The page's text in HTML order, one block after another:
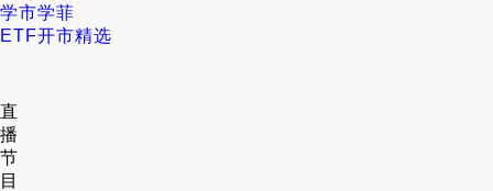
学市学菲
ETF开市精选
直
播
节
目